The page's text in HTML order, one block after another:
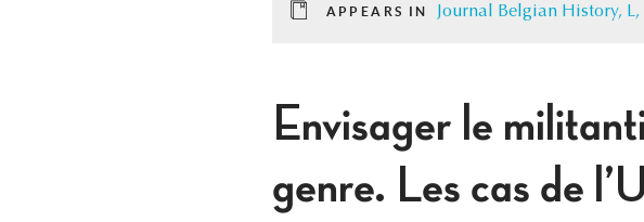
APPEARS IN Journal Belgian History, L,
Envisager le
genre. Les cas de